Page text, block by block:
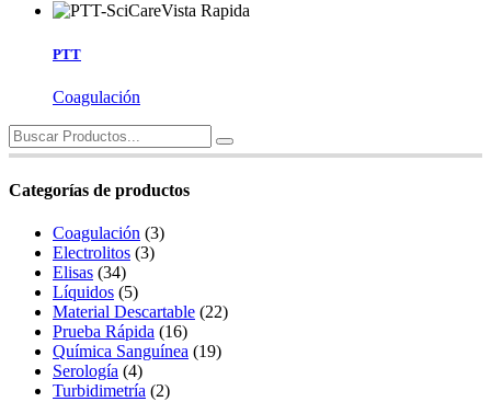
Vista Rapida
PTT
Coagulación
Search
for:
Categorías de productos
Coagulación (3)
Electrolitos (3)
Elisas (34)
Líquidos (5)
Material Descartable (22)
Prueba Rápida (16)
Química Sanguínea (19)
Serología (4)
Turbidimetría (2)